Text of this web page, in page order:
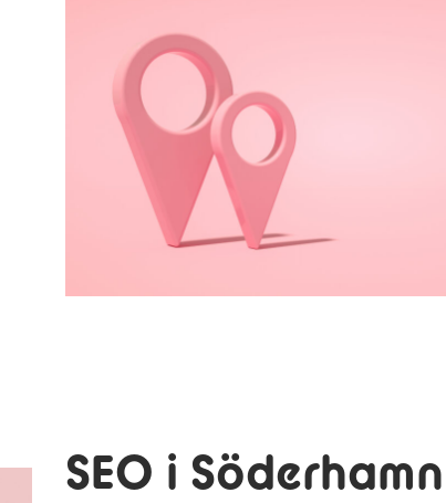
SEO i Söderhamn